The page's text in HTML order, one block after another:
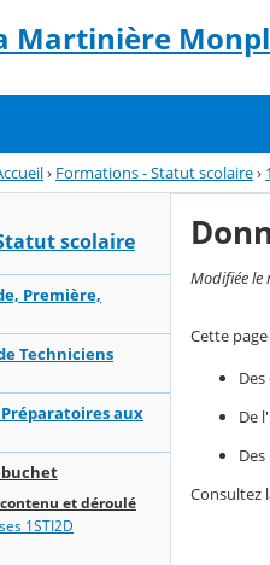
Martinière
› Formations - Statut scolaire›
scolaire
Première,
Techniciens
Préparatoires aux
et déroulé
1STI2D
Modifiée le
Cette
De
Consultez